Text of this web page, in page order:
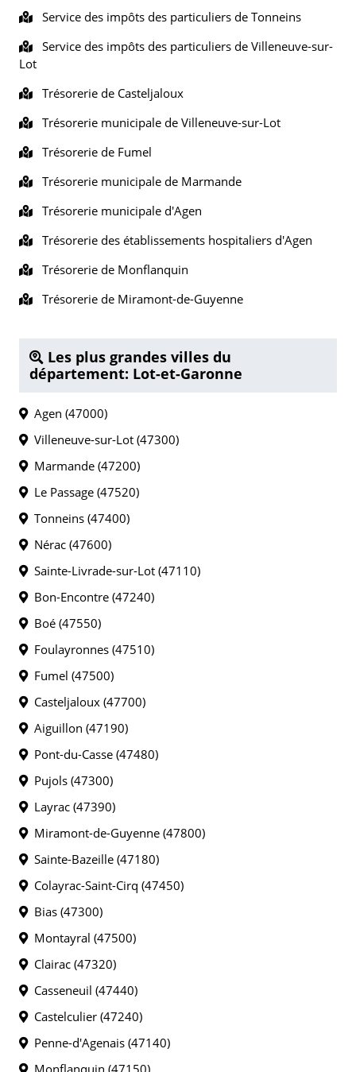
Service des impôts des particuliers de Tonneins
Service des impôts des particuliers de Villeneuve-sur-
Lot
Trésorerie de Casteljaloux
Trésorerie municipale de Villeneuve-sur-Lot
Trésorerie de Fumel
Trésorerie municipale de Marmande
Trésorerie municipale d'Agen
Trésorerie des établissements hospitaliers d'Agen
Trésorerie de Monflanquin
Trésorerie de Miramont-de-Guyenne
Les plus grandes villes du
département: Lot-et-Garonne
Agen (47000)
Villeneuve-sur-Lot (47300)
Marmande (47200)
Le Passage (47520)
Tonneins (47400)
Nérac (47600)
Sainte-Livrade-sur-Lot (47110)
Bon-Encontre (47240)
Boé (47550)
Foulayronnes (47510)
Fumel (47500)
Casteljaloux (47700)
Aiguillon (47190)
Pont-du-Casse (47480)
Pujols (47300)
Layrac (47390)
Miramont-de-Guyenne (47800)
Sainte-Bazeille (47180)
Colayrac-Saint-Cirq (47450)
Bias (47300)
Montayral (47500)
Clairac (47320)
Casseneuil (47440)
Castelculier (47240)
Penne-d'Agenais (47140)
Monflanquin (47150)